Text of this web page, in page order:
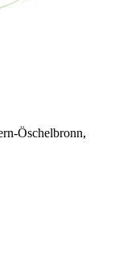
Öschelbronn,